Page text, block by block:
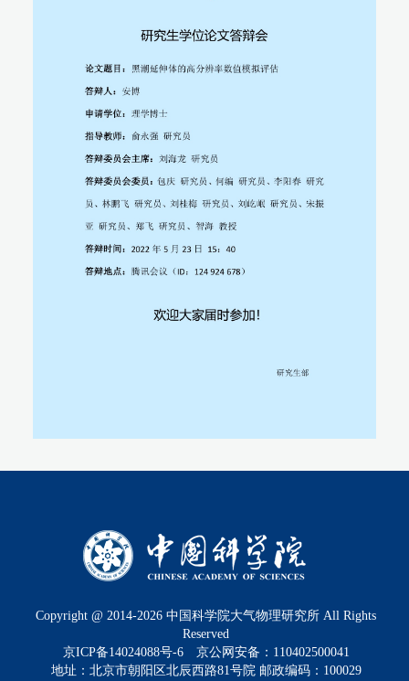
Copyright @ 2014-2026 中国科学院大气物理研究所 All Rights
Reserved
京ICP备14024088号-6
京公网安备：110402500041
地址：北京市朝阳区北辰西路81号院 邮政编码：100029